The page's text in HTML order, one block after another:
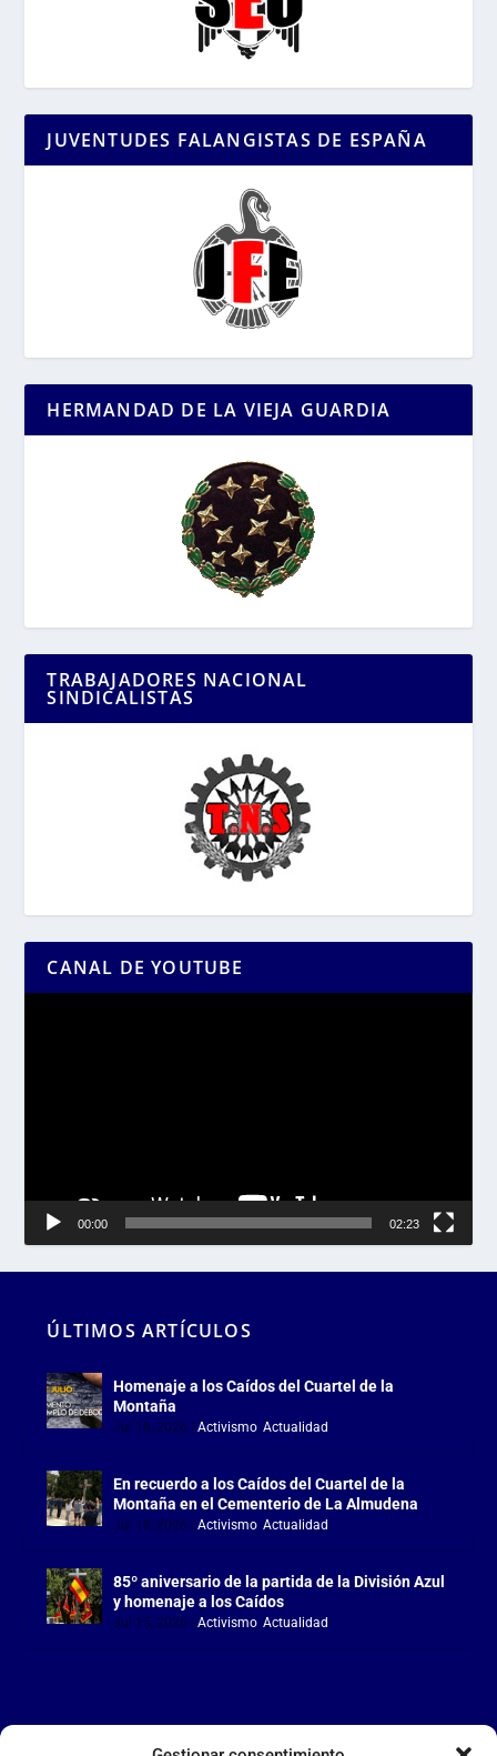
JUVENTUDES FALANGISTAS DE ESPAÑA
HERMANDAD DE LA VIEJA GUARDIA
TRABAJADORES NACIONAL
SINDICALISTAS
CANAL DE YOUTUBE
00:00 02:23
ÚLTIMOS ARTÍCULOS
Homenaje a los Caídos del Cuartel de la
Montaña
Jul 18, 2026 |Activismo ,Actualidad
En recuerdo a los Caídos del Cuartel de la
Montaña en el Cementerio de La Almudena
Jul 18, 2026 |Activismo ,Actualidad
85º aniversario de la partida de la División Azul
y homenaje a los Caídos
Jul 15, 2026 |Activismo ,Actualidad